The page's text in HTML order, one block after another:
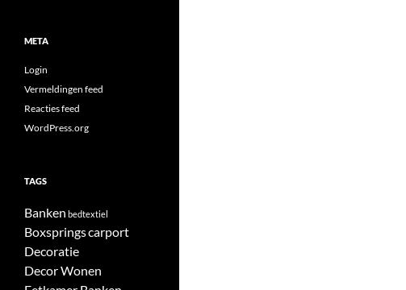
META
Login
Vermeldingen feed
Reacties feed
WordPress.org
TAGS
Banken bedtextiel
Boxspringscarport
Decoratie
Decor Wonen